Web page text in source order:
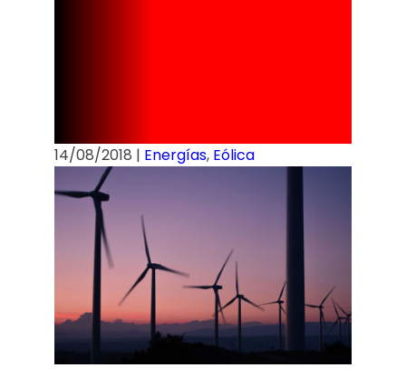
14/08/2018 | Energías, Eólica